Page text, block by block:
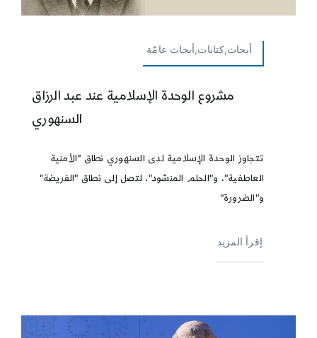
أبحاث,كتابات,أبحاث عامّة
مشروع الوحدة الإسلامية عند عبد الرزاق
السنهوري
تتجاوز الوحدة الإسلامية لدى السنهوري نطاق "الأمنية
العاطفية"، و"الحلم المنشود"، لتصل إلى نطاق "الفريضة"
و"الضرورة"
إقرأ المزيد